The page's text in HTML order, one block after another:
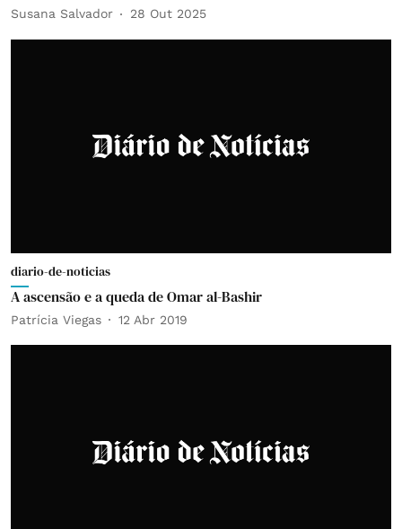
Susana Salvador 28 Out 2025
diario-de-noticias
A ascensão e a queda de Omar al-Bashir
Patrícia Viegas 12 Abr 2019